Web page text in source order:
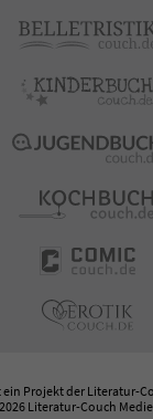
ein Projekt der Literatur-
Literatur-Couch